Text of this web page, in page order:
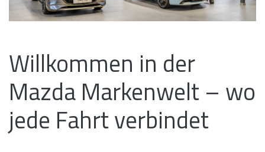
Willkommen in der
Mazda Markenwelt – wo
jede Fahrt verbindet